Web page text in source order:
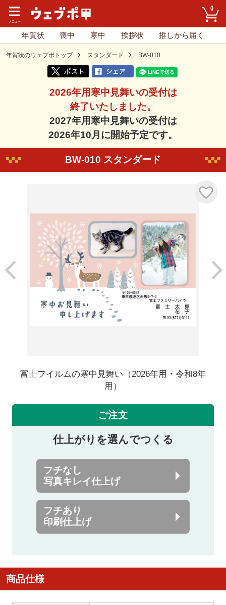
0
年賀状 喪中 寒中 挨拶状 推しから届く
年賀状のウェブポトップ スタンダード BW-010
2026年用寒中見舞いの受付は
終了いたしました。
2027年用寒中見舞いの受付は
2026年10月に開始予定です。
BW-010 スタンダード
富士フイルムの寒中見舞い（2026年用・令和8年
用）
ご注文
仕上がりを選んでつくる
フチなし
写真キレイ仕上げ
フチあり
印刷仕上げ
商品仕様